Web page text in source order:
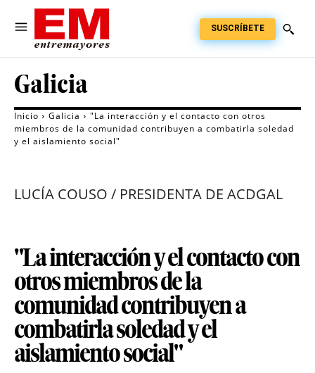
SUSCRÍBETE
Galicia
Inicio Galicia
"La interacción y el contacto con otros
miembros de la comunidad contribuyen a combatirla soledad
y el aislamiento social"
LUCÍA COUSO / PRESIDENTA DE ACDGAL
"La interacción y el contacto con
otros miembros de la
comunidad contribuyen a
combatirla soledad y el
aislamiento social"